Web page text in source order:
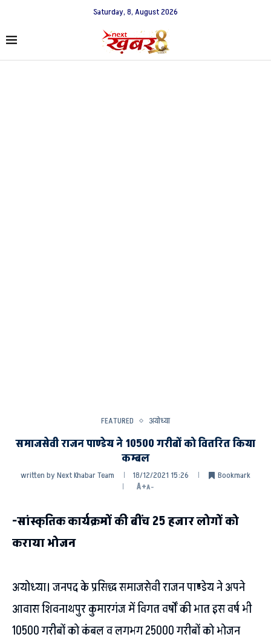
Saturday, 8, August 2026
FEATURED अयोध्या
समाजसेवी राजन पाण्डेय ने 10500 गरीबों को वितरित किया
कम्बल
written byNext Khabar Team 18/12/2021 15:26
Bookmark
A+A-
-सांस्कृतिक कार्यक्रमों की बींच 25 हजार लोगों को
कराया भोजन
अयोध्या। जनपद के प्रसिद्ध समाजसेवी राजन पाण्डेय ने अपने
आवास शिवनाथपुर कुमारगंज में विगत वर्षों की भात इस वर्ष भी
10500 गरीबों को कंबल व लगभग 25000 गरीबों को भोजन